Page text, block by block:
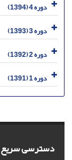
دوره 4 (1394)
دوره 3 (1393)
دوره 2 (1392)
دوره 1 (1391)
دسترسی سریع